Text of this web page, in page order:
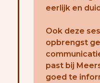
eerlijk en
Ook deze
opbrengst
past bij
goed te